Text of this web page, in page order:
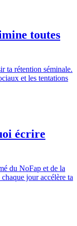
toutes
ta rétention séminale.
et les tentations
écrire
du NoFap et de la
jour accélère ta